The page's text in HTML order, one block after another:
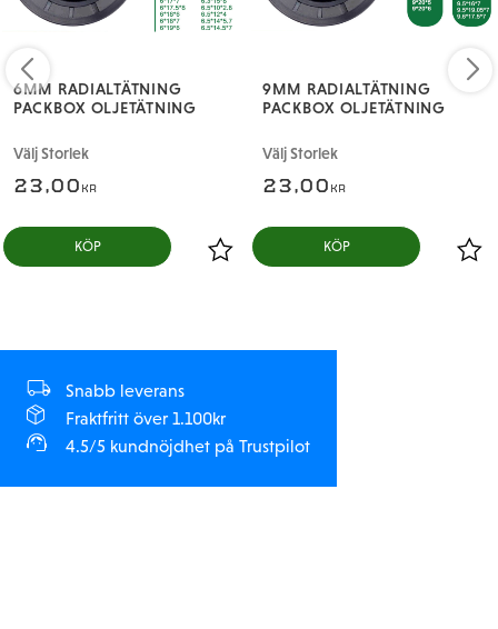
6MM RADIALTÄTNING
PACKBOX OLJETÄTNING
Välj Storlek
23,00 KR
9MM RADIALTÄTNING
PACKBOX OLJETÄTNING
Välj Storlek
23,00 KR
Snabb leverans
Fraktfritt över 1.100kr
4.5/5 kundnöjdhet på Trustpilot